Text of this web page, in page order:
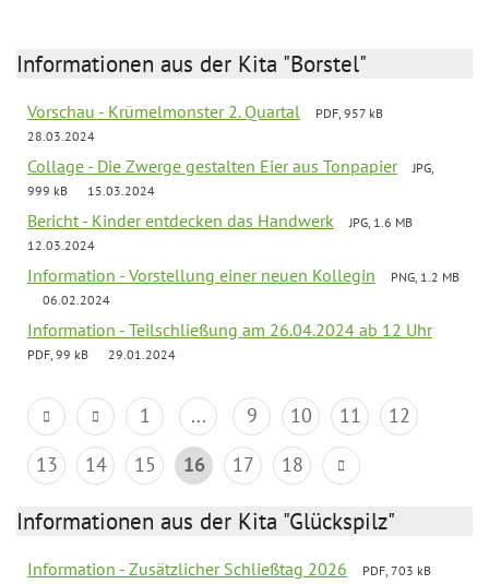
Informationen aus der Kita "Borstel"
Vorschau - Krümelmonster 2. Quartal
PDF, 957 kB
28.03.2024
Collage - Die Zwerge gestalten Eier aus Tonpapier
JPG,
999 kB
15.03.2024
Bericht - Kinder entdecken das Handwerk
JPG, 1.6 MB
12.03.2024
Information - Vorstellung einer neuen Kollegin
PNG, 1.2 MB
06.02.2024
Information - Teilschließung am 26.04.2024 ab 12 Uhr
PDF, 99 kB 29.01.2024
1 ... 9 10 11
12
13
14 15 16 17 18
Informationen aus der Kita "Glückspilz"
Information - Zusätzlicher Schließtag 2026
PDF, 703 kB